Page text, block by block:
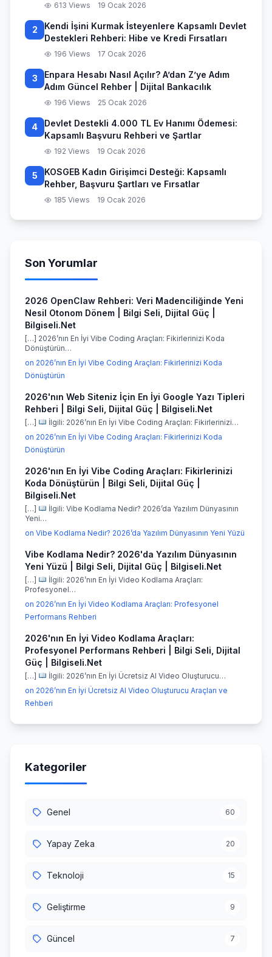
613 Views 19 Ocak 2026
2
Kendi İşini Kurmak İsteyenlere Kapsamlı Devlet
Destekleri Rehberi: Hibe ve Kredi Fırsatları
196 Views 17 Ocak 2026
3
Enpara Hesabı Nasıl Açılır? A’dan Z’ye Adım
Adım Güncel Rehber | Dijital Bankacılık
196 Views 25 Ocak 2026
4
Devlet Destekli 4.000 TL Ev Hanımı Ödemesi:
Kapsamlı Başvuru Rehberi ve Şartlar
192 Views 19 Ocak 2026
5
KOSGEB Kadın Girişimci Desteği: Kapsamlı
Rehber, Başvuru Şartları ve Fırsatlar
185 Views 19 Ocak 2026
Son Yorumlar
2026 OpenClaw Rehberi: Veri Madenciliğinde Yeni
Nesil Otonom Dönem | Bilgi Seli, Dijital Güç |
Bilgiseli.Net
[…] 2026’nın En İyi Vibe Coding Araçları: Fikirlerinizi Koda
Dönüştürün…
on 2026’nın En İyi Vibe Coding Araçları: Fikirlerinizi Koda
Dönüştürün
2026'nın Web Siteniz İçin En İyi Google Yazı Tipleri
Rehberi | Bilgi Seli, Dijital Güç | Bilgiseli.Net
[…]
İlgili: 2026’nın En İyi Vibe Coding Araçları: Fikirlerinizi…
on 2026’nın En İyi Vibe Coding Araçları: Fikirlerinizi Koda
Dönüştürün
2026'nın En İyi Vibe Coding Araçları: Fikirlerinizi
Koda Dönüştürün | Bilgi Seli, Dijital Güç |
Bilgiseli.Net
[…]
İlgili: Vibe Kodlama Nedir? 2026’da Yazılım Dünyasının
Yeni…
on Vibe Kodlama Nedir? 2026’da Yazılım Dünyasının Yeni Yüzü
Vibe Kodlama Nedir? 2026'da Yazılım Dünyasının
Yeni Yüzü | Bilgi Seli, Dijital Güç | Bilgiseli.Net
[…]
İlgili: 2026’nın En İyi Video Kodlama Araçları:
Profesyonel…
on 2026’nın En İyi Video Kodlama Araçları: Profesyonel
Performans Rehberi
2026'nın En İyi Video Kodlama Araçları:
Profesyonel Performans Rehberi | Bilgi Seli, Dijital
Güç | Bilgiseli.Net
[…]
İlgili: 2026’nın En İyi Ücretsiz AI Video Oluşturucu…
on 2026’nın En İyi Ücretsiz AI Video Oluşturucu Araçları ve
Rehberi
Kategoriler
Genel 60
Yapay Zeka 20
Teknoloji 15
Geliştirme 9
Güncel 7